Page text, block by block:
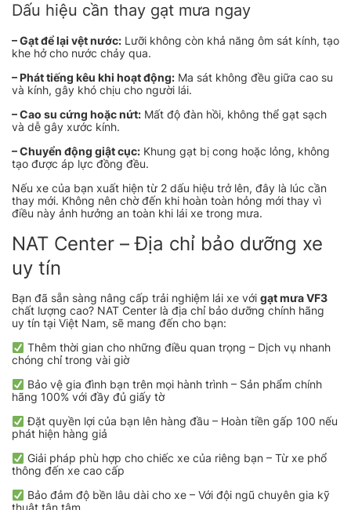
Dấu hiệu cần thay gạt mưa ngay
– Gạt để lại vệt nước: Lưỡi không còn khả năng ôm sát kính, tạo
khe hở cho nước chảy qua.
– Phát tiếng kêu khi hoạt động: Ma sát không đều giữa cao su
và kính, gây khó chịu cho người lái.
– Cao su cứng hoặc nứt: Mất độ đàn hồi, không thể gạt sạch
và dễ gây xước kính.
– Chuyển động giật cục: Khung gạt bị cong hoặc lỏng, không
tạo được áp lực đồng đều.
Nếu xe của bạn xuất hiện từ 2 dấu hiệu trở lên, đây là lúc cần
thay mới. Không nên chờ đến khi hoàn toàn hỏng mới thay vì
điều này ảnh hưởng an toàn khi lái xe trong mưa.
NAT Center – Địa chỉ bảo dưỡng xe
uy tín
Bạn đã sẵn sàng nâng cấp trải nghiệm lái xe với gạt mưa VF3
chất lượng cao? NAT Center là địa chỉ bảo dưỡng chính hãng
uy tín tại Việt Nam, sẽ mang đến cho bạn:
Thêm thời gian cho những điều quan trọng – Dịch vụ nhanh
chóng chỉ trong vài giờ
Bảo vệ gia đình bạn trên mọi hành trình – Sản phẩm chính
hãng 100% với đầy đủ giấy tờ
Đặt quyền lợi của bạn lên hàng đầu – Hoàn tiền gấp 100 nếu
phát hiện hàng giả
Giải pháp phù hợp cho chiếc xe của riêng bạn – Từ xe phổ
thông đến xe cao cấp
Bảo đảm độ bền lâu dài cho xe – Với đội ngũ chuyên gia kỹ